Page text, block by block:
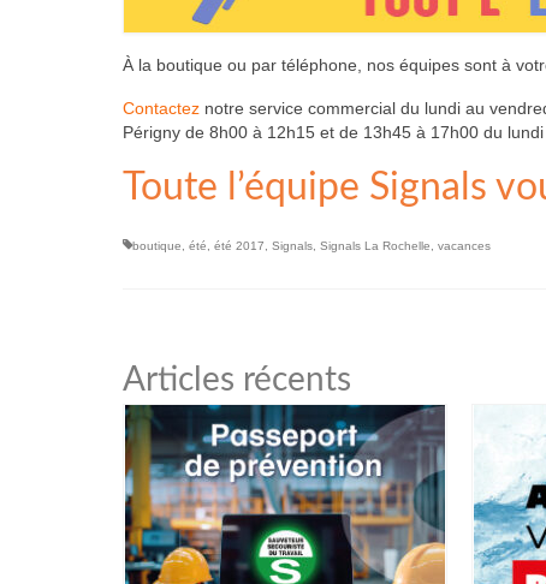
À la boutique ou par téléphone, nos équipes sont à
Contactez notre service commercial du lundi au
Périgny de 8h00 à 12h15 et de 13h45 à 17h00 du
Toute l’équipe Signals
boutique été été 2017 Signals Signals La Rochelle vacances
Articles récents